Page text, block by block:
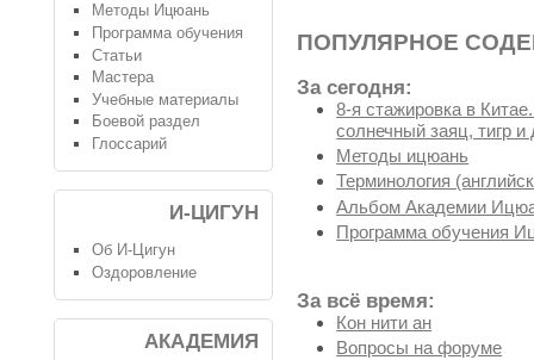
ПОПУЛЯРНОЕ
За сегодня:
8-я стажировка в
солнечный заяц, тигр и
Методы ицюань
Терминология
Альбом Академии
Программа обучения
За всё время:
Кон нити ан
Вопросы на форуме
Методы Ицюань
Программа обучения
Статьи
Мастера
Учебные материалы
Боевой раздел
Глоссарий
И-ЦИГУН
Об И-Цигун
Оздоровление
АКАДЕМИЯ